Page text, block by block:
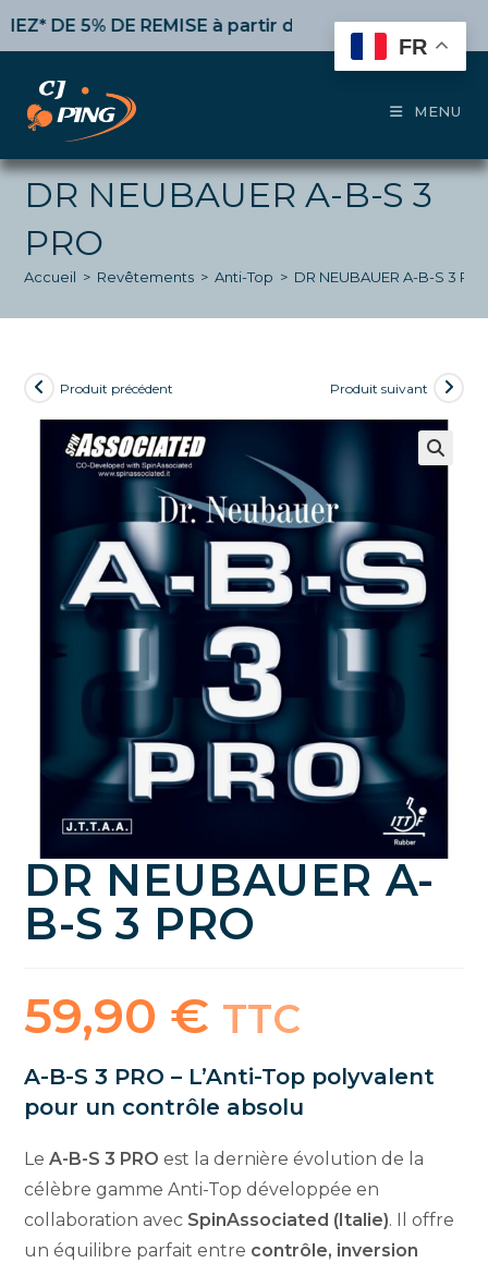
5% DE REMISEà partir de 50€ d’achat,10%dès
MENU
DR NEUBAUER A-B-S 3
PRO
Accueil > Revêtements > Anti-Top > DR NEUBAUER A-B-S 3
Produit précédent Produit suivant
DR NEUBAUER A-
B-S 3 PRO
59,90 € TTC
A-B-S 3 PRO – L’Anti-Top polyvalent
pour un contrôle absolu
LeA-B-S 3 PRO est la dernière évolution de la
célèbre gamme Anti-Top développée en
collaboration avec SpinAssociated (Italie). Il offre
un équilibre parfait entre contrôle, inversion
FR